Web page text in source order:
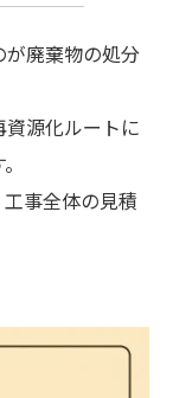
が廃棄物の処分
資源化ルートに
事全体の見積